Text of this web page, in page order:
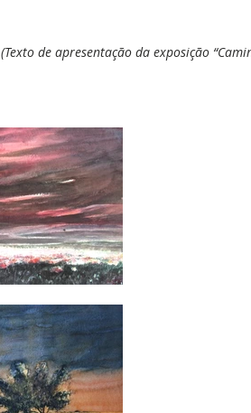
(Texto de apresentação da exposição